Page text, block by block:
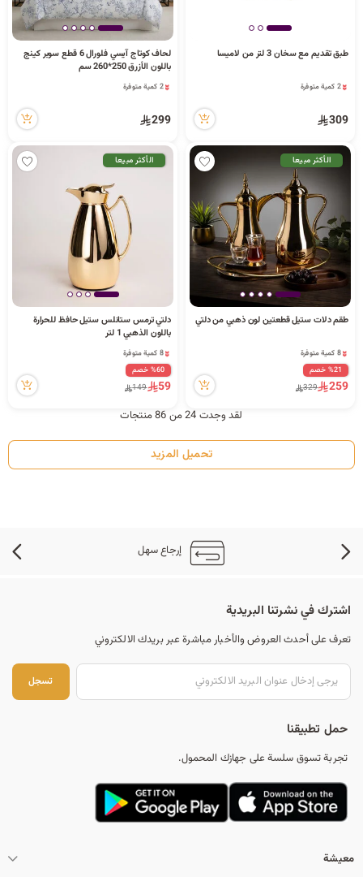
طبق تقديم مع سخان 3 لتر من لاميسا
1 قطعة بيعت مؤخراً
2 كمية متوفرة
66 مشاهدة مؤخراً
309
لحاف كوتاج آيسي فلورال 6 قطع سوبر كينج
باللون الأزرق 250*260 سم
2 كمية متوفرة
77 مشاهدة مؤخراً
2 كمية متوفرة
299
الأكثر مبيعا
طقم دلات ستيل قطعتين لون ذهبي من دلتي
1 قطعة بيعت مؤخراً
8 كمية متوفرة
1 قطعة بيعت مؤخراً
59 مشاهدة مؤخراً
%21 خصم
259
329
الأكثر مبيعا
دلتي ترمس ستانلس ستيل حافظ للحرارة
باللون الذهبي 1 لتر
10 قطعة بيعت مؤخراً
127 مشاهدة مؤخراً
8 كمية متوفرة
10 قطعة بيعت مؤخراً
127 مشاهدة مؤخراً
%60 خصم
59
149
لقد وجدت 24 من 86 منتجات
تحميل المزيد
إرجاع سهل
اشترك في نشرتنا البريدية
تعرف على أحدث العروض والأخبار مباشرة عبر بريدك الالكتروني
تسجل
حمل تطبيقنا
تجربة تسوق سلسة على جهازك المحمول.
معيشة